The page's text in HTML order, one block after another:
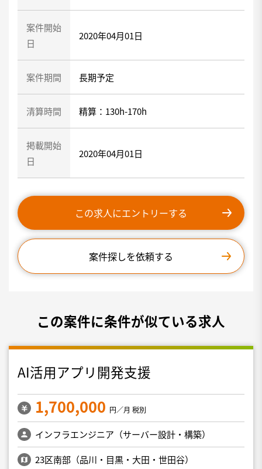
案件開始
日
2020年04月01日
案件期間 長期予定
清算時間 精算：130h-170h
掲載開始
日
2020年04月01日
この求人にエントリーする
案件探しを依頼する
この案件に条件が似ている求人
AI活用アプリ開発支援
1,700,000 円／月 税別
インフラエンジニア（サーバー設計・構築）
23区南部（品川・目黒・大田・世田谷）